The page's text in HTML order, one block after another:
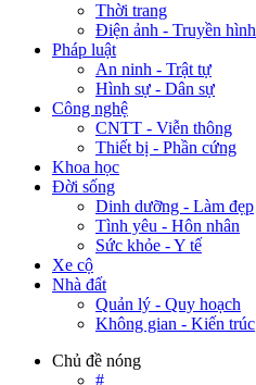
Thời trang
Điện ảnh - Truyền hình
Pháp luật
An ninh - Trật tự
Hình sự - Dân sự
Công nghệ
CNTT - Viễn thông
Thiết bị - Phần cứng
Khoa học
Đời sống
Dinh dưỡng - Làm đẹp
Tình yêu - Hôn nhân
Sức khỏe - Y tế
Xe cộ
Nhà đất
Quản lý - Quy hoạch
Không gian - Kiến trúc
Chủ đề nóng
#